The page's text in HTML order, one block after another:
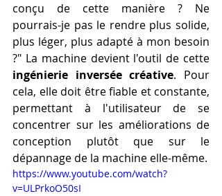
conçu de cette manière ? Ne
pourrais-je pas le rendre plus solide,
plus léger, plus adapté à mon besoin
ingénierie inversée créative. Pour
cela, elle doit être fiable et constante,
permettant à l'utilisateur de se
concentrer sur les améliorations de
conception plutôt que sur le
dépannage de la machine elle-même.
https://www.youtube.com/watch?
v=ULPrkoO50sI